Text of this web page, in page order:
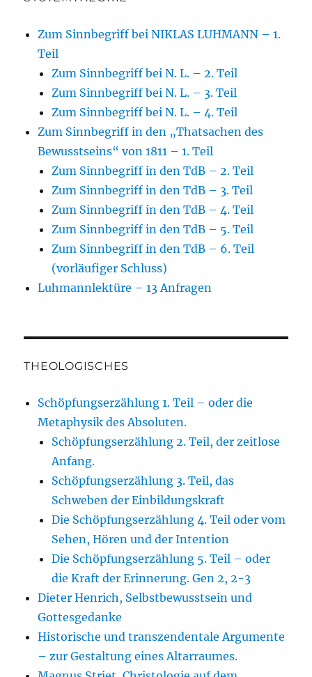
Zum Sinnbegriff bei NIKLAS LUHMANN – 1.
Teil
Zum Sinnbegriff bei N. L. – 2. Teil
Zum Sinnbegriff bei N. L. – 3. Teil
Zum Sinnbegriff bei N. L. – 4. Teil
Zum Sinnbegriff in den „Thatsachen des
Bewusstseins“ von 1811 – 1. Teil
Zum Sinnbegriff in den TdB – 2. Teil
Zum Sinnbegriff in den TdB – 3. Teil
Zum Sinnbegriff in den TdB – 4. Teil
Zum Sinnbegriff in den TdB – 5. Teil
Zum Sinnbegriff in den TdB – 6. Teil
(vorläufiger Schluss)
Luhmannlektüre – 13 Anfragen
THEOLOGISCHES
Schöpfungserzählung 1. Teil – oder die
Metaphysik des Absoluten.
Schöpfungserzählung 2. Teil, der zeitlose
Anfang.
Schöpfungserzählung 3. Teil, das
Schweben der Einbildungskraft
Die Schöpfungserzählung 4. Teil oder vom
Sehen, Hören und der Intention
Die Schöpfungserzählung 5. Teil – oder
die Kraft der Erinnerung. Gen 2, 2-3
Dieter Henrich, Selbstbewusstsein und
Gottesgedanke
Historische und transzendentale Argumente
– zur Gestaltung eines Altarraumes.